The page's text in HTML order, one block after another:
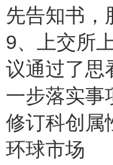
先告知书，
9、上交所
议通过了思
一步落实事
修订科创属
环球市场